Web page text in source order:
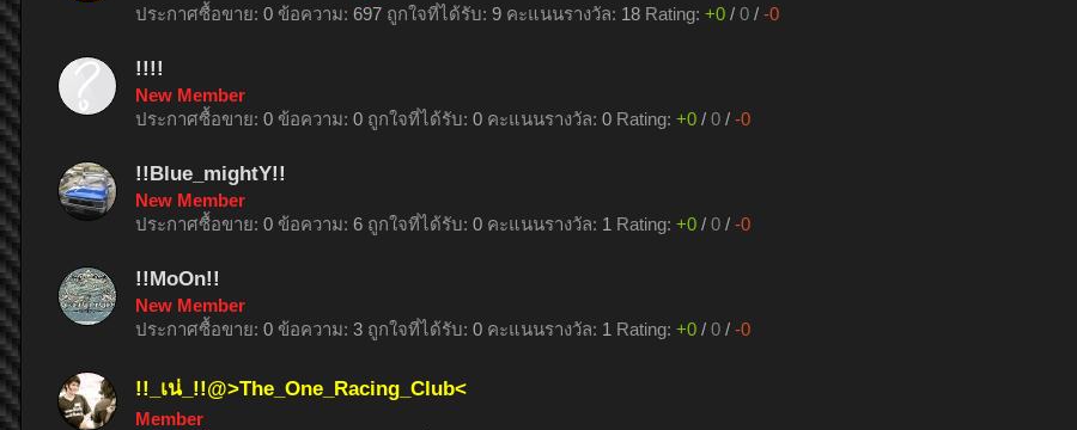
ประกาศซื้อขาย: 0 ข้อความ: 697 ถูกใจที่ได้รับ: 9 คะแนนรางวัล: 18 Rating: +0 / 0 / -0
!!!!
New Member
ประกาศซื้อขาย: 0 ข้อความ: 0 ถูกใจที่ได้รับ: 0 คะแนนรางวัล: 0 Rating: +0 / 0 / -0
!!Blue_mightY!!
New Member
ประกาศซื้อขาย: 0 ข้อความ: 6 ถูกใจที่ได้รับ: 0 คะแนนรางวัล: 1 Rating: +0 / 0 / -0
!!MoOn!!
New Member
ประกาศซื้อขาย: 0 ข้อความ: 3 ถูกใจที่ได้รับ: 0 คะแนนรางวัล: 1 Rating: +0 / 0 / -0
!!_เน่_!!@>The_One_Racing_Club<
Member